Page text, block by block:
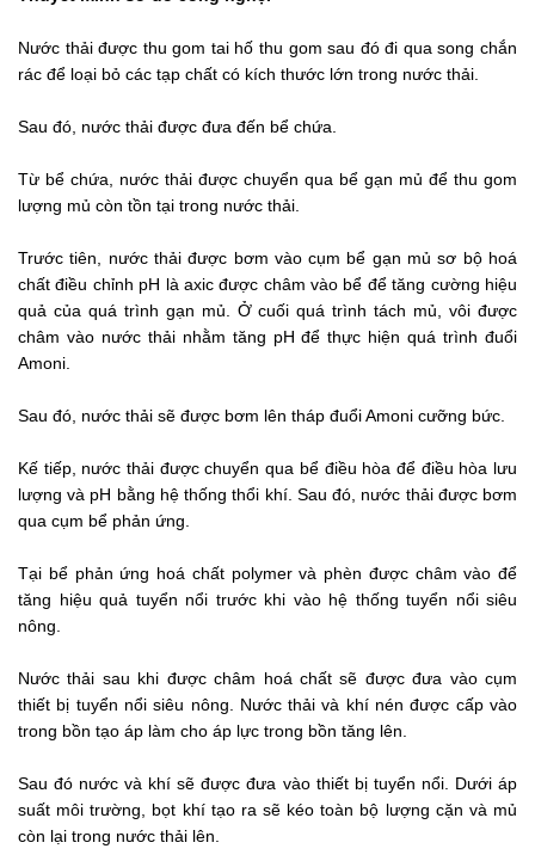
Nước thải được thu gom tai hố thu gom sau đó đi qua song chắn
rác để loại bỏ các tạp chất có kích thước lớn trong nước thải.
Sau đó, nước thải được đưa đến bể chứa.
Từ bể chứa, nước thải được chuyển qua bể gạn mủ để thu gom
lượng mủ còn tồn tại trong nước thải.
Trước tiên, nước thải được bơm vào cụm bể gạn mủ sơ bộ hoá
chất điều chỉnh pH là axic được châm vào bể để tăng cường hiệu
quả của quá trình gạn mủ. Ở cuối quá trình tách mủ, vôi được
châm vào nước thải nhằm tăng pH để thực hiện quá trình đuổi
Amoni.
Sau đó, nước thải sẽ được bơm lên tháp đuổi Amoni cưỡng bức.
Kế tiếp, nước thải được chuyển qua bể điều hòa để điều hòa lưu
lượng và pH bằng hệ thống thổi khí. Sau đó, nước thải được bơm
qua cụm bể phản ứng.
Tại bể phản ứng hoá chất polymer và phèn được châm vào để
tăng hiệu quả tuyển nổi trước khi vào hệ thống tuyển nổi siêu
nông.
Nước thải sau khi được châm hoá chất sẽ được đưa vào cụm
thiết bị tuyển nổi siêu nông. Nước thải và khí nén được cấp vào
trong bồn tạo áp làm cho áp lực trong bồn tăng lên.
Sau đó nước và khí sẽ được đưa vào thiết bị tuyển nổi. Dưới áp
suất môi trường, bọt khí tạo ra sẽ kéo toàn bộ lượng cặn và mủ
còn lại trong nước thải lên.